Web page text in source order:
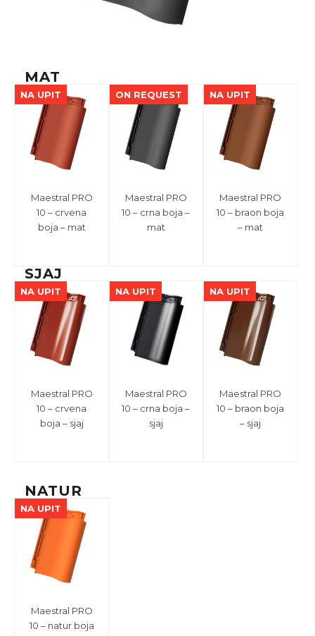
MAT
NA UPIT
Maestral PRO
10 – crvena
boja – mat
ON REQUEST
Maestral PRO
10 – crna boja –
mat
NA UPIT
Maestral PRO
10 – braon boja
– mat
SJAJ
NA UPIT
Maestral PRO
10 – crvena
boja – sjaj
NA UPIT
Maestral PRO
10 – crna boja –
sjaj
NA UPIT
Maestral PRO
10 – braon boja
– sjaj
NATUR
NA UPIT
Maestral PRO
10 – natur boja